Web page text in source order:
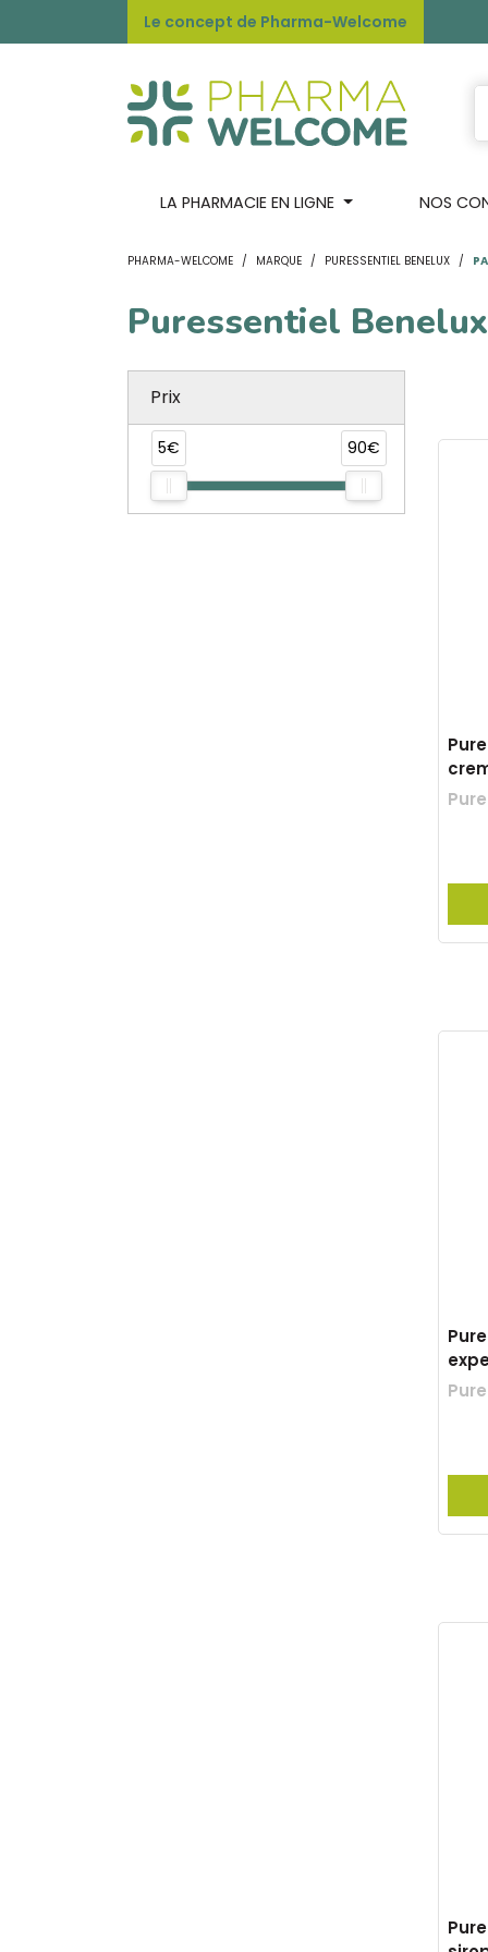
Le concept de Pharma-Welcome
LA PHARMACIE EN LIGNE NOS
PHARMA-WELCOME MARQUE PURESSENTIEL BENELUX
Puressentiel Benelux
Prix
5€ 90€